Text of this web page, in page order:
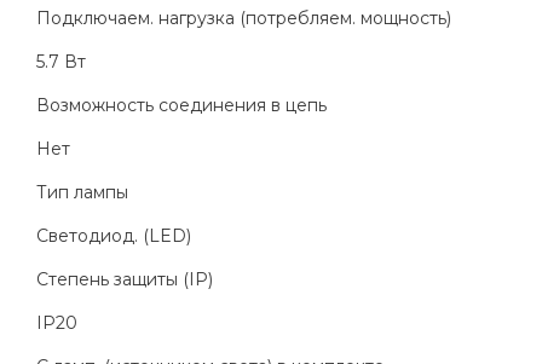
Подключаем. нагрузка (потребляем. мощность)
5.7 Вт
Возможность соединения в цепь
Нет
Тип лампы
Светодиод. (LED)
Степень защиты (IP)
IP20